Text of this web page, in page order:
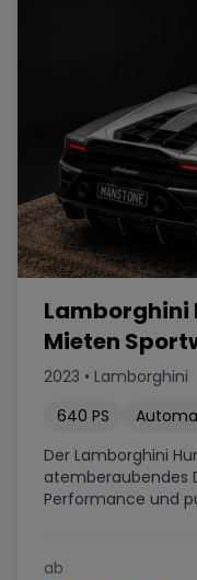
Lamborghini
Mieten
2023 • Lamborghini
640 PS
Der Lamborghini
atemberaubendes
Performance und
ab